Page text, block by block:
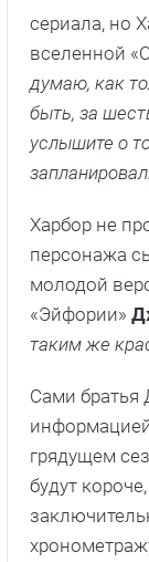
сериала, но
вселенной
думаю, как
быть, за
услышите о
Харбор не
персонажа
молодой
«Эйфории»
таким же
Сами братья
грядущем
будут